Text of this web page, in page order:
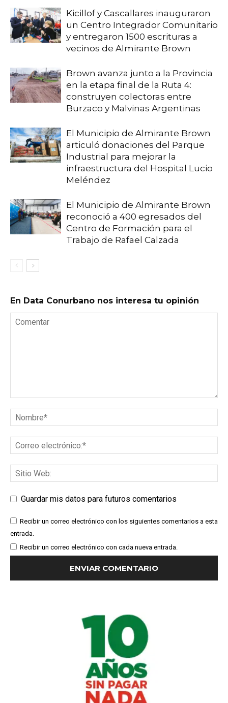
Kicillof y Cascallares inauguraron
un Centro Integrador Comunitario
y entregaron 1500 escrituras a
vecinos de Almirante Brown
Brown avanza junto a la Provincia
en la etapa final de la Ruta 4:
construyen colectoras entre
Burzaco y Malvinas Argentinas
El Municipio de Almirante Brown
articuló donaciones del Parque
Industrial para mejorar la
infraestructura del Hospital Lucio
Meléndez
El Municipio de Almirante Brown
reconoció a 400 egresados del
Centro de Formación para el
Trabajo de Rafael Calzada
En Data Conurbano nos interesa tu opinión
Guardar mis datos para futuros comentarios
Recibir un correo electrónico con los siguientes comentarios a esta
entrada.
Recibir un correo electrónico con cada nueva entrada.